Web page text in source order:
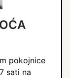
pokojnice
sati na